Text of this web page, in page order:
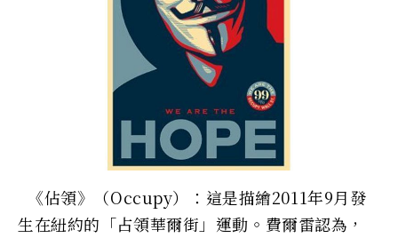
《佔領》（Occupy）：這是描繪2011年9月發
生在紐約的「占領華爾街」運動。費爾雷認為，